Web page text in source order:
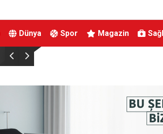
Dünya Spor Magazin
AK Parti Genel Başkanvekili Ala: “(Terörsüz Türkiye) Bu